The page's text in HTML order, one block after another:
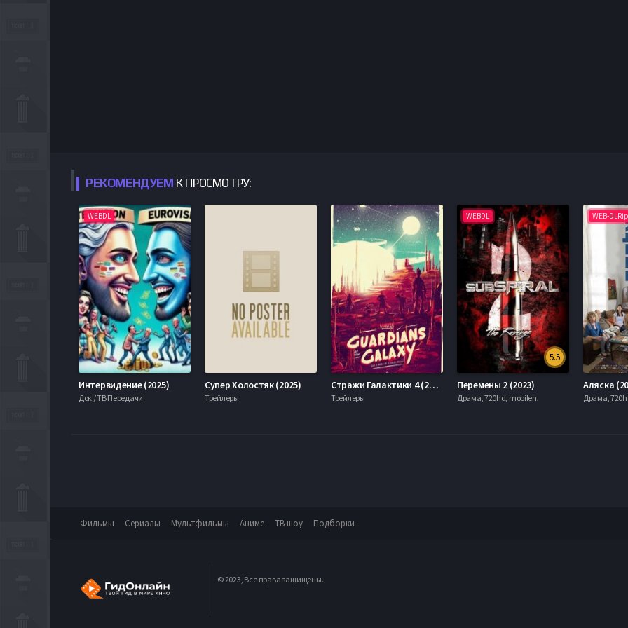
РЕКОМЕНДУЕМ К ПРОСМОТРУ:
WEBDL
Интервидение (2025)
Док / ТВ Передачи
Супер Холостяк (2025)
Трейлеры
Стражи Галактики 4 (2025)
Трейлеры
WEBDL
5.5
Перемены 2 (2023)
Драма, 720hd, mobilen,
WEB-DLRip
Аляска
Драма,
Фильмы Сериалы Мультфильмы Аниме ТВ шоу Подборки
© 2023, Все права защищены.